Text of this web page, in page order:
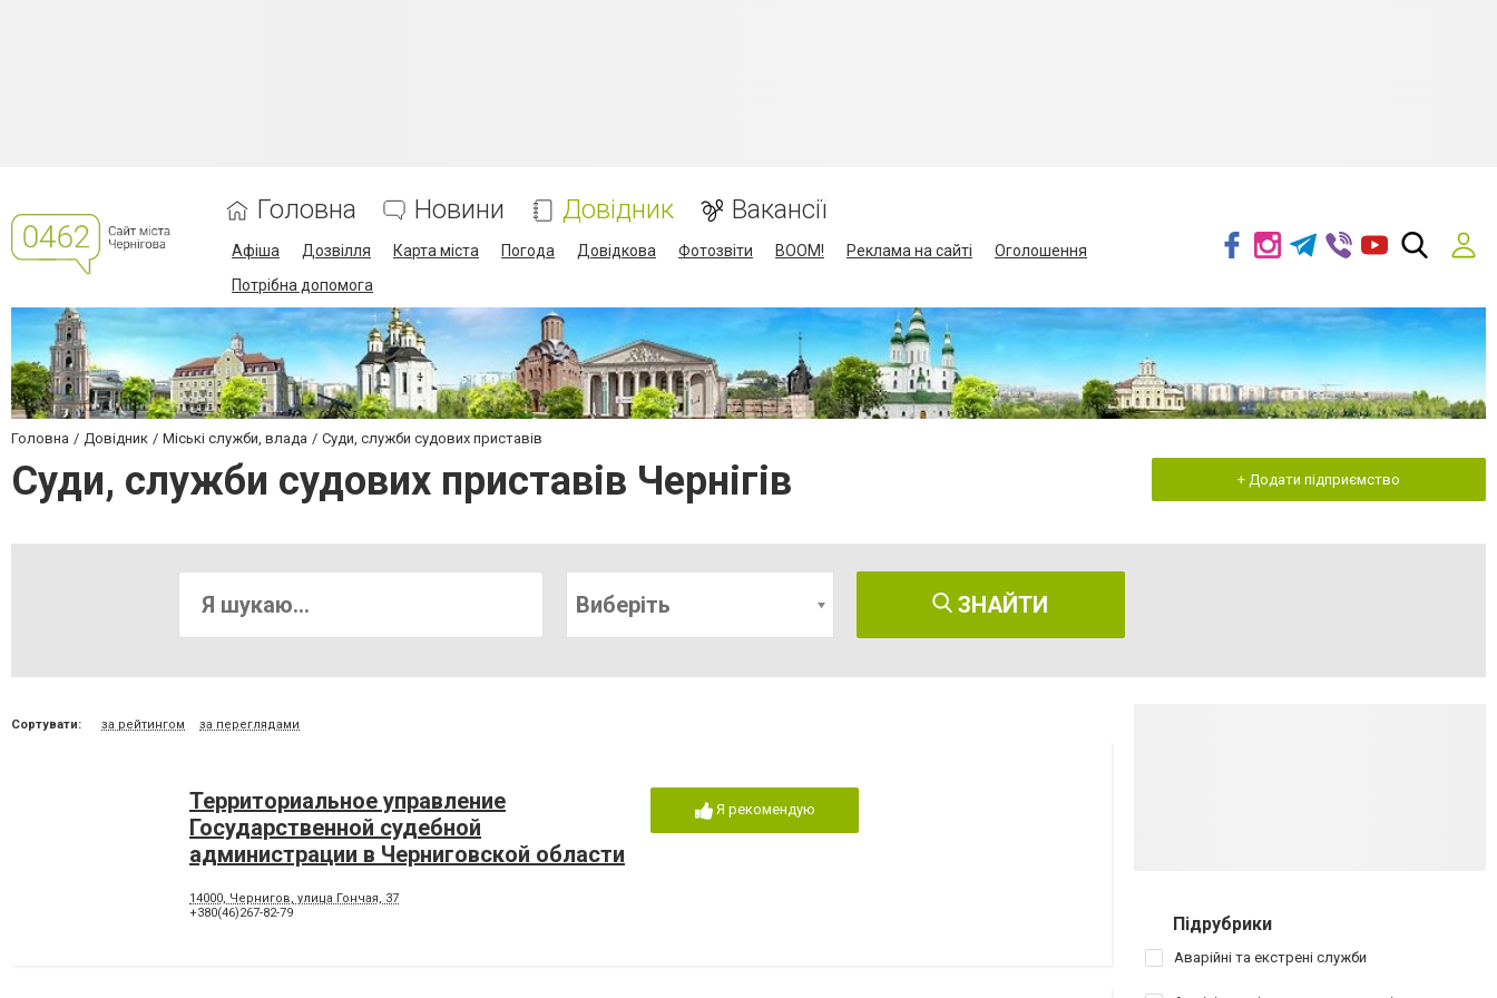
Головна Новини Довідник Вакансії
Афіша Дозвілля Карта міста Погода Довідкова Фотозвіти BOOM! Реклама на сайті
Оголошення
Потрібна допомога
Головна Довідник Міські служби, влада Суди, служби судових приставів
Суди, служби судових приставів Чернігів + Додати підприємство
Виберіть ЗНАЙТИ
Сортувати: за рейтингом за переглядами
Территориальное управление
Государственной судебной
администрации в Черниговской области
14000, Чернигов, улица Гончая, 37
+380(46)267-82-79
Я рекомендую
Підрубрики
Аварійні та екстрені служби